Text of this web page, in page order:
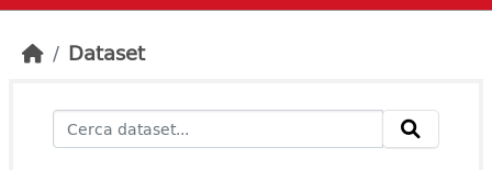
Dataset